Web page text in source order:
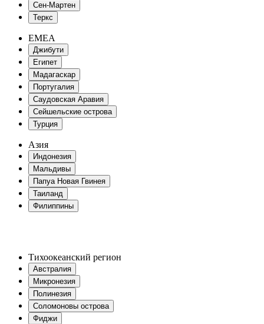
Сен-Мартен
Теркс
EMEA
Джибути
Египет
Мадагаскар
Португалия
Саудовская Аравия
Сейшельские острова
Турция
Азия
Индонезия
Мальдивы
Папуа Новая Гвинея
Таиланд
Филиппины
Тихоокеанский регион
Австралия
Микронезия
Полинезия
Соломоновы острова
Фиджи